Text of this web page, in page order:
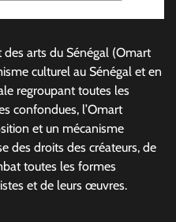
des arts du Sénégal (Omart
culturel au Sénégal et en
regroupant toutes les
confondues, l’Omart
et un mécanisme
des droits des créateurs, de
toutes les formes
et de leurs œuvres.